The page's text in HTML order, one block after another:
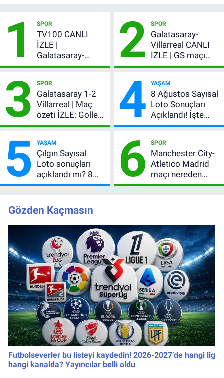
1 SPOR
TV100 CANLI
İZLE |
Galatasaray-
Villarreal maçı
şifresiz canlı yayın
2 SPOR
Galatasaray-
Villarreal CANLI
İZLE | GS maçı
hangi kanalda,
3 SPOR
Galatasaray 1-2
Villarreal | Maç
özeti İZLE: Goller
peş peşe geldi,
kırmızı kart gördü!
4 YAŞAM
8 Ağustos Sayısal
Loto Sonuçları
Açıklandı! İşte
Kazandıran 6
5 YAŞAM
Çılgın Sayısal
Loto sonuçları
açıklandı mı? 8
Ağustos 2026
numaralar
6 SPOR
Manchester City-
Atletico Madrid
maçı nereden
izlenir?
Gözden Kaçmasın
Futbolseverler bu listeyi kaydedin! 2026-2027’de hangi lig
hangi kanalda? Yayıncılar belli oldu